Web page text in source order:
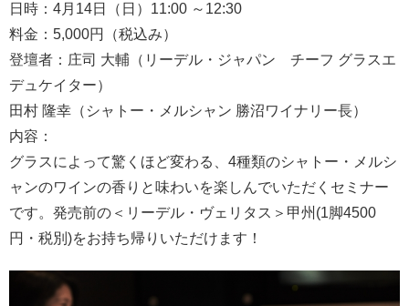
日時：4月14日（日）11:00 ～12:30
料金：5,000円（税込み）
登壇者：庄司 大輔（リーデル・ジャパン チーフ グラスエ
デュケイター）
田村 隆幸（シャトー・メルシャン 勝沼ワイナリー長）
内容：
グラスによって驚くほど変わる、4種類のシャトー・メルシ
ャンのワインの香りと味わいを楽しんでいただくセミナー
です。発売前の＜リーデル・ヴェリタス＞甲州(1脚4500
円・税別)をお持ち帰りいただけます！